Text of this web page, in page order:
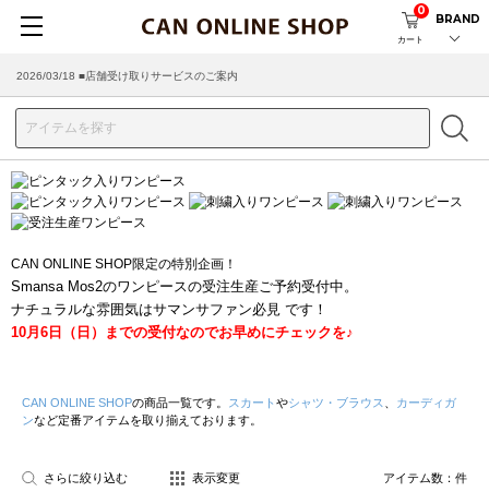
カート
0
BRAND
2026/03/18 ■店舗受け取りサービスのご案内
CAN ONLINE SHOP限定の特別企画！
Smansa Mos2のワンピースの受注生産ご予約受付中。
ナチュラルな雰囲気はサマンサファン必見 です！
10月6日（日）までの受付なのでお早めにチェックを♪
CAN ONLINE SHOPの商品一覧です。 スカート やシャツ・ブラウス
カーディガ
ンなど定番アイテムを取り揃えております。
さらに絞り込む 表示変更 アイテム数： 件